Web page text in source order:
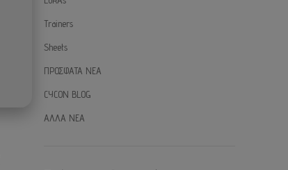
Trainers
Sheets
ΠΡΟΣΦΑΤΑ ΝΕΑ
CYCON BLOG
ΑΛΛΑ ΝΕΑ